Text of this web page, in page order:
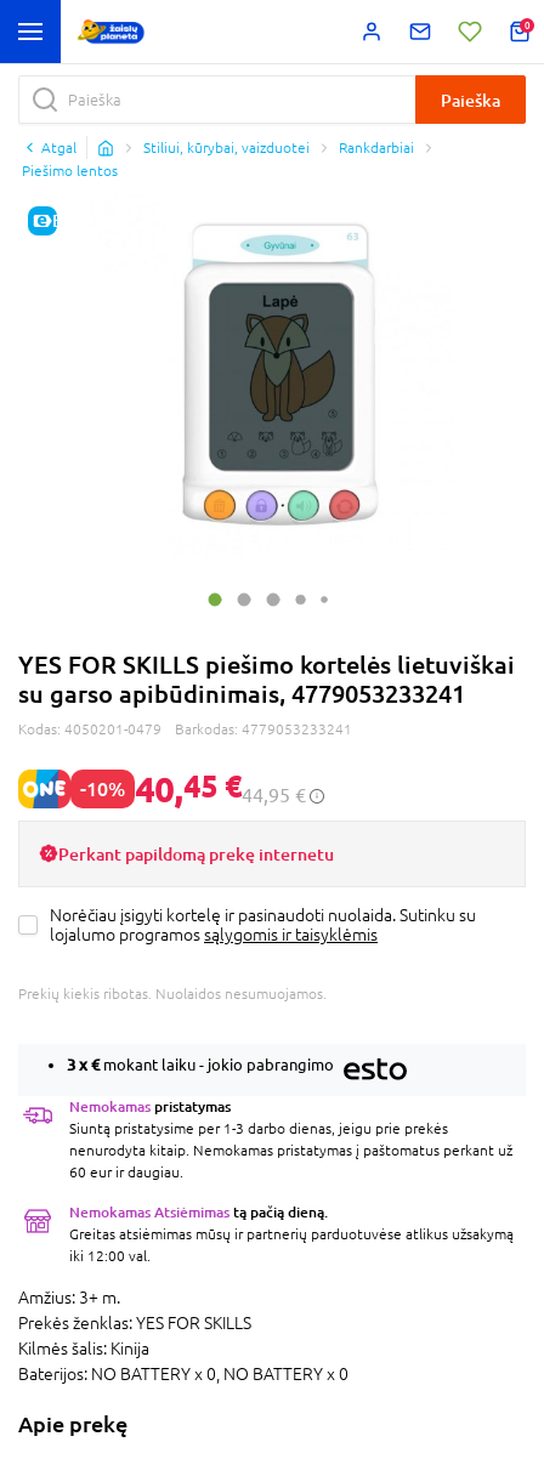
0
Paieška
Atgal Stiliui, kūrybai, vaizduotei
Rankdarbiai
Piešimo lentos
E-KAINA
YES FOR SKILLS piešimo kortelės lietuviškai
su garso apibūdinimais, 4779053233241
Kodas: 4050201-0479 Barkodas: 4779053233241
-10% 40,45 €44,95 €
Perkant papildomą prekę internetu
Norėčiau įsigyti kortelę ir pasinaudoti nuolaida. Sutinku su
lojalumo programossąlygomis ir taisyklėmis
Prekių kiekis ribotas. Nuolaidos nesumuojamos.
3 x€mokant laiku - jokio pabrangimo
Nemokamas pristatymas
Siuntą pristatysime per 1-3 darbo dienas, jeigu prie prekės
nenurodyta kitaip. Nemokamas pristatymas į paštomatus perkant už
60 eur ir daugiau.
Nemokamas Atsiėmimas tą pačią dieną.
Greitas atsiėmimas mūsų ir partnerių parduotuvėse atlikus užsakymą
iki 12:00 val.
Amžius: 3+ m.
Prekės ženklas:YES FOR SKILLS
Kilmės šalis: Kinija
Baterijos: NO BATTERY x 0, NO BATTERY x 0
Apie prekę